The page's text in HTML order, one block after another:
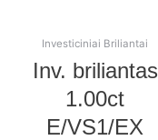
Investiciniai Briliantai
Inv. briliantas
1.00ct
E/VS1/EX